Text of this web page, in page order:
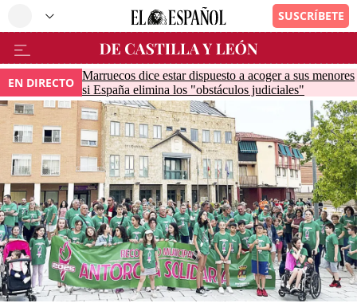
EN DIRECTO Marruecos dice estar dispuesto a acoger a sus menores
si España elimina los "obstáculos judiciales"